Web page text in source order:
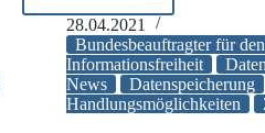
veröffentlicht
Positionspapier
zur
Datenverarbeitung
in
28.04.2021
Bundesbeauftragter für
Informationsfreiheit
News
Datenspeicherung
Handlungsmöglichkeiten